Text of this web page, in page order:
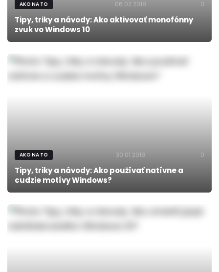
AKO NA TO 06.02.2018 0
Tipy, triky a návody: Ako aktivovať monofónny
zvuk vo Windows 10
AKO NA TO 30.01.2018 0
Tipy, triky a návody: Ako používať natívne a
cudzie motívy Windows?